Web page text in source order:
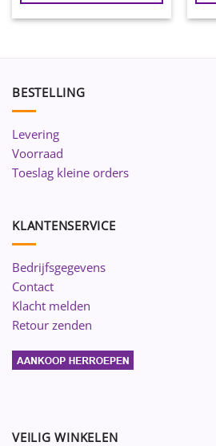
BESTELLING
Levering
Voorraad
Toeslag kleine orders
KLANTENSERVICE
Bedrijfsgegevens
Contact
Klacht melden
Retour zenden
VEILIG WINKELEN